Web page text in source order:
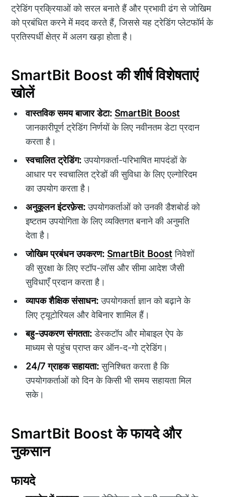
ट्रेडिंग प्रक्रियाओं को सरल बनाते हैं और प्रभावी ढंग से जोखिम
को प्रबंधित करने में मदद करते हैं, जिससे यह ट्रेडिंग प्लेटफॉर्म के
प्रतिस्पर्धी क्षेत्र में अलग खड़ा होता है।
SmartBit Boost की शीर्ष विशेषताएं
खोलें
वास्तविक समय बाजार डेटा: SmartBit Boost
जानकारीपूर्ण ट्रेडिंग निर्णयों के लिए नवीनतम डेटा प्रदान
करता है।
स्वचालित ट्रेडिंग:उपयोगकर्ता-परिभाषित मापदंडों के
आधार पर स्वचालित ट्रेडों की सुविधा के लिए एल्गोरिदम
का उपयोग करता है।
अनुकूलन इंटरफ़ेस:उपयोगकर्ताओं को उनकी डैशबोर्ड को
इष्टतम उपयोगिता के लिए व्यक्तिगत बनाने की अनुमति
देता है।
जोखिम प्रबंधन उपकरण: SmartBit Boostनिवेशों
की सुरक्षा के लिए स्टॉप-लॉस और सीमा आदेश जैसी
सुविधाएँ प्रदान करता है।
व्यापक शैक्षिक संसाधन:उपयोगकर्ता ज्ञान को बढ़ाने के
लिए ट्यूटोरियल और वेबिनार शामिल हैं।
बहु-उपकरण संगतता:डेस्कटॉप और मोबाइल ऐप के
माध्यम से पहुंच प्राप्त कर ऑन-द-गो ट्रेडिंग।
24/7 ग्राहक सहायता:सुनिश्चित करता है कि
उपयोगकर्ताओं को दिन के किसी भी समय सहायता मिल
सके।
SmartBit Boost के फायदे और
नुकसान
फायदे